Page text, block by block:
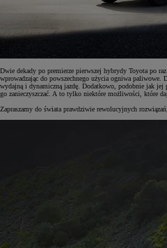
Dwie dekady po premierze pierwszej hybrydy Toyota po
wprowadzając do powszechnego użycia ogniwa paliwowe.
wydajną i dynamiczną jazdę. Dodatkowo, podobnie jak jej
go zanieczyszczać. A to tylko niektóre możliwości, które
Zapraszamy do świata prawdziwie rewolucyjnych